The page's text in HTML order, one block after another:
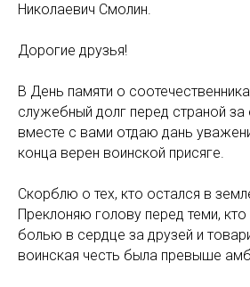
Николаевич Смолин.
Дорогие друзья!
В День памяти о
служебный долг перед страной за
вместе с вами отдаю дань
конца верен воинской присяге.
Скорблю о тех, кто остался в
Преклоняю голову перед теми,
болью в сердце за друзей и
воинская честь была превыше